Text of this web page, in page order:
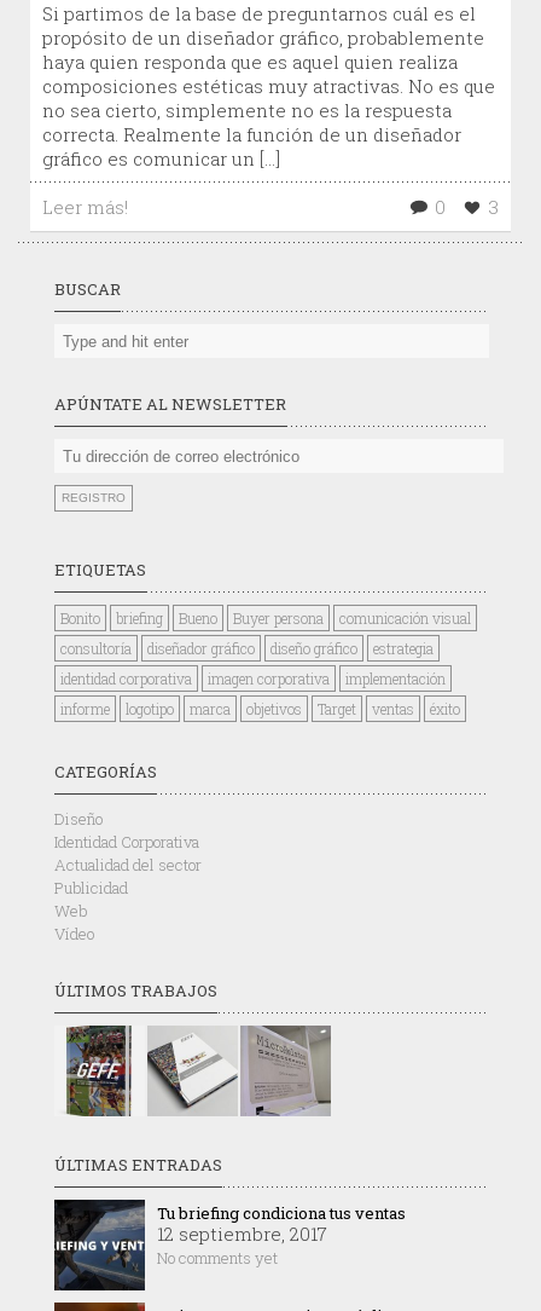
Si partimos de la base de preguntarnos cuál es el
propósito de un diseñador gráfico, probablemente
haya quien responda que es aquel quien realiza
composiciones estéticas muy atractivas. No es que
no sea cierto, simplemente no es la respuesta
correcta. Realmente la función de un diseñador
gráfico es comunicar un […]
Leer más!
0 3
BUSCAR
APÚNTATE AL NEWSLETTER
ETIQUETAS
Bonito briefing Bueno Buyer persona
comunicación visual
consultoría
diseñador gráfico diseño gráfico
estrategia
identidad corporativa
imagen corporativa
implementación
informe
logotipo marca objetivos Target ventas éxito
CATEGORÍAS
Diseño
Identidad Corporativa
Actualidad del sector
Publicidad
Web
Vídeo
ÚLTIMOS TRABAJOS
ÚLTIMAS ENTRADAS
Tu briefing condiciona tus ventas
12 septiembre, 2017
No comments yet